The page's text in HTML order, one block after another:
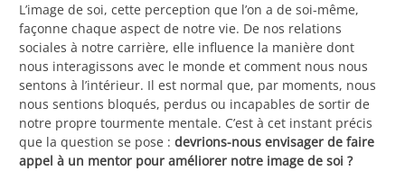
L’image de soi, cette perception que l’on a de soi-même,
façonne chaque aspect de notre vie. De nos relations
sociales à notre carrière, elle influence la manière dont
nous interagissons avec le monde et comment nous nous
sentons à l’intérieur. Il est normal que, par moments, nous
nous sentions bloqués, perdus ou incapables de sortir de
notre propre tourmente mentale. C’est à cet instant précis
que la question se pose : devrions-nous envisager de faire
appel à un mentor pour améliorer notre image de soi ?